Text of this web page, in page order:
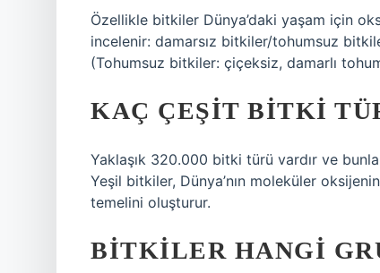
Özellikle bitkiler Dünya’daki yaşam için
incelenir: damarsız bitkiler/tohumsuz
(Tohumsuz bitkiler: çiçeksiz, damarlı
KAÇ ÇEŞIT BITKI
Yaklaşık 320.000 bitki türü vardır ve
Yeşil bitkiler, Dünya’nın moleküler
temelini oluşturur.
BITKILER HANGI